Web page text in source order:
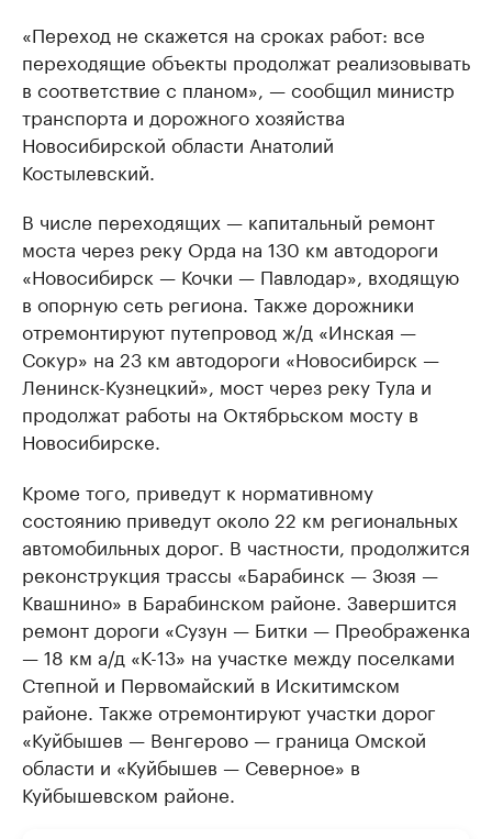
«Переход не скажется на сроках работ: все
переходящие объекты продолжат реализовывать
в соответствие с планом», — сообщил министр
транспорта и дорожного хозяйства
Новосибирской области Анатолий
Костылевский.
В числе переходящих — капитальный ремонт
моста через реку Орда на 130 км автодороги
«Новосибирск — Кочки — Павлодар», входящую
в опорную сеть региона. Также дорожники
отремонтируют путепровод ж/д «Инская —
Сокур» на 23 км автодороги «Новосибирск —
Ленинск-Кузнецкий», мост через реку Тула и
продолжат работы на Октябрьском мосту в
Новосибирске.
Кроме того, приведут к нормативному
состоянию приведут около 22 км региональных
автомобильных дорог. В частности, продолжится
реконструкция трассы «Барабинск — Зюзя —
Квашнино» в Барабинском районе. Завершится
ремонт дороги «Сузун — Битки — Преображенка
— 18 км а/д «К-13» на участке между поселками
Степной и Первомайский в Искитимском
районе. Также отремонтируют участки дорог
«Куйбышев — Венгерово — граница Омской
области и «Куйбышев — Северное» в
Куйбышевском районе.